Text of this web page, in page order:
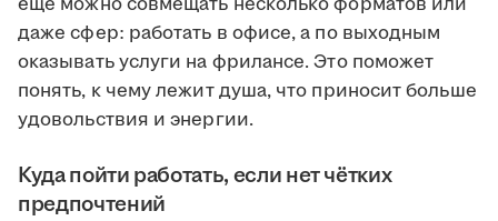
даже сфер: работать в офисе, а по выходным
оказывать услуги на фрилансе. Это поможет
понять, к чему лежит душа, что приносит больше
удовольствия и энергии.
Куда пойти работать, если нет чётких
предпочтений